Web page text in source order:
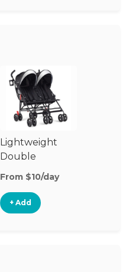
Lightweight
Double
Stroller
From $10/day
+ Add